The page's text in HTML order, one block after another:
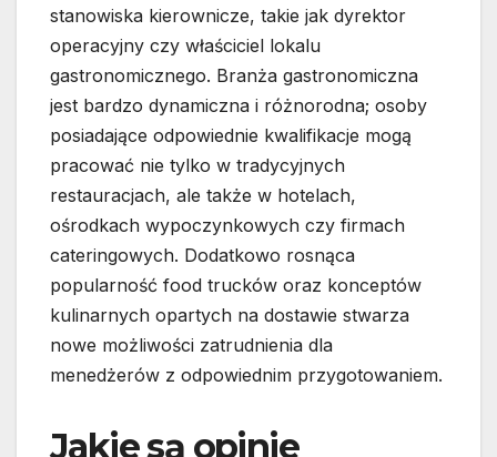
stanowiska kierownicze, takie jak dyrektor
operacyjny czy właściciel lokalu
gastronomicznego. Branża gastronomiczna
jest bardzo dynamiczna i różnorodna; osoby
posiadające odpowiednie kwalifikacje mogą
pracować nie tylko w tradycyjnych
restauracjach, ale także w hotelach,
ośrodkach wypoczynkowych czy firmach
cateringowych. Dodatkowo rosnąca
popularność food trucków oraz konceptów
kulinarnych opartych na dostawie stwarza
nowe możliwości zatrudnienia dla
menedżerów z odpowiednim przygotowaniem.
Jakie są opinie